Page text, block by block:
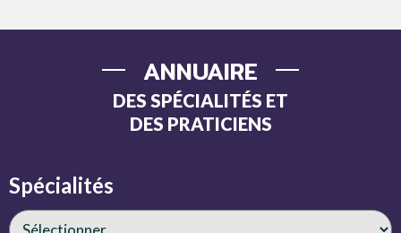
ANNUAIRE
DES SPÉCIALITÉS ET
DES PRATICIENS
Spécialités